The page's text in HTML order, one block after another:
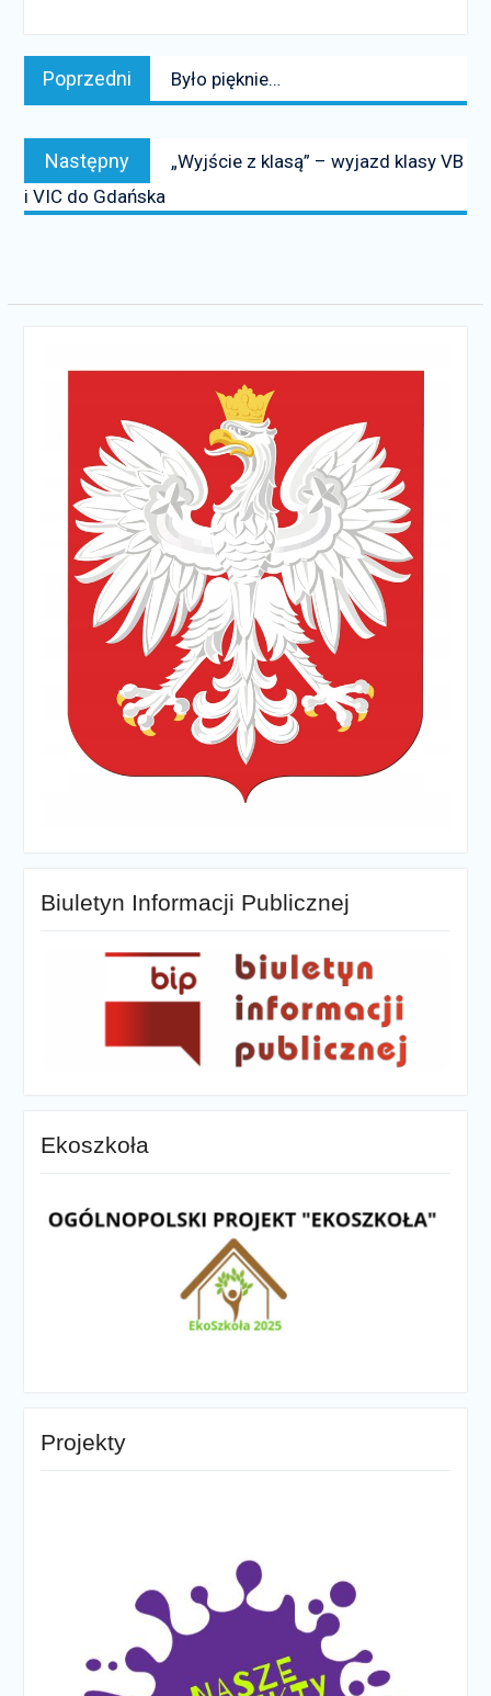
Nawigacja
wpisu
Poprzedni
Poprzedni
news:
Było pięknie…
Następny
Następny
news:
„Wyjście z klasą” – wyjazd klasy VB
i VIC do Gdańska
Biuletyn Informacji Publicznej
Ekoszkoła
Projekty